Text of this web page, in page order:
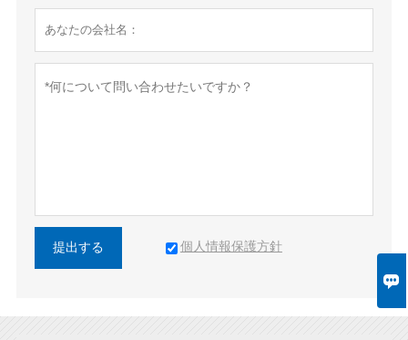

提出する 個人情報保護方針